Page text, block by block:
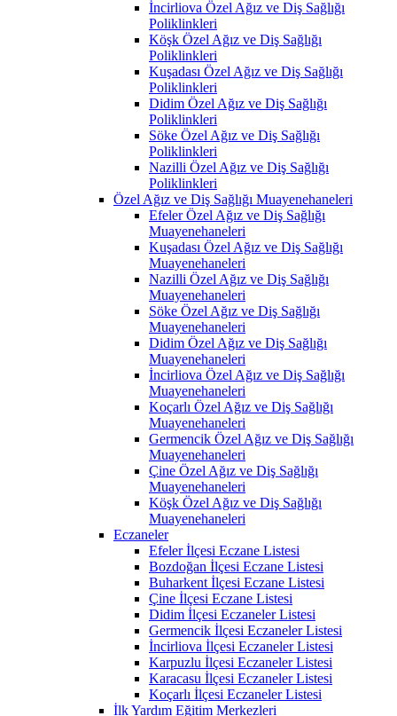
İncirliova Özel Ağız ve Diş Sağlığı
Poliklinkleri
Köşk Özel Ağız ve Diş Sağlığı
Poliklinkleri
Kuşadası Özel Ağız ve Diş Sağlığı
Poliklinkleri
Didim Özel Ağız ve Diş Sağlığı
Poliklinkleri
Söke Özel Ağız ve Diş Sağlığı
Poliklinkleri
Nazilli Özel Ağız ve Diş Sağlığı
Poliklinkleri
Özel Ağız ve Diş Sağlığı Muayenehaneleri
Efeler Özel Ağız ve Diş Sağlığı
Muayenehaneleri
Kuşadası Özel Ağız ve Diş Sağlığı
Muayenehaneleri
Nazilli Özel Ağız ve Diş Sağlığı
Muayenehaneleri
Söke Özel Ağız ve Diş Sağlığı
Muayenehaneleri
Didim Özel Ağız ve Diş Sağlığı
Muayenehaneleri
İncirliova Özel Ağız ve Diş Sağlığı
Muayenehaneleri
Koçarlı Özel Ağız ve Diş Sağlığı
Muayenehaneleri
Germencik Özel Ağız ve Diş Sağlığı
Muayenehaneleri
Çine Özel Ağız ve Diş Sağlığı
Muayenehaneleri
Köşk Özel Ağız ve Diş Sağlığı
Muayenehaneleri
Eczaneler
Efeler İlçesi Eczane Listesi
Bozdoğan İlçesi Eczane Listesi
Buharkent İlçesi Eczane Listesi
Çine İlçesi Eczane Listesi
Didim İlçesi Eczaneler Listesi
Germencik İlçesi Eczaneler Listesi
İncirliova İlçesi Eczaneler Listesi
Karpuzlu İlçesi Eczaneler Listesi
Karacasu İlçesi Eczaneler Listesi
Koçarlı İlçesi Eczaneler Listesi
İlk Yardım Eğitim Merkezleri